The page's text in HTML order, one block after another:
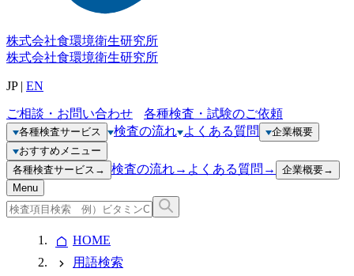
株式会社食環境衛生研究所
株式会社食環境衛生研究所
JP| EN
ご相談・お問い合わせ 各種検査・試験のご依頼
各種検査サービス 検査の流れ よくある質問
企業概要
おすすめメニュー
各種検査サービス → 検査の流れ→ よくある質問 → 企業概要→
Menu
HOME
用語検索